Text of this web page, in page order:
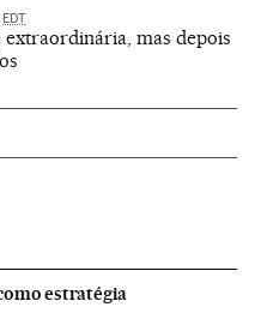
EDT
mas depois
estratégia